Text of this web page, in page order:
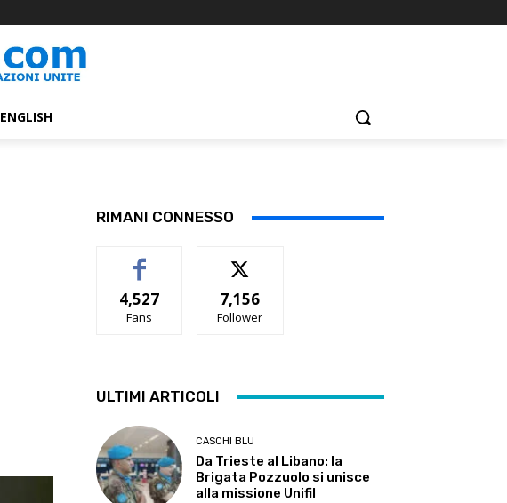
ENGLISH
RIMANI CONNESSO
4,527
Fans
7,156
Follower
ULTIMI ARTICOLI
CASCHI BLU
Da Trieste al Libano: la
Brigata Pozzuolo si unisce
alla missione Unifil